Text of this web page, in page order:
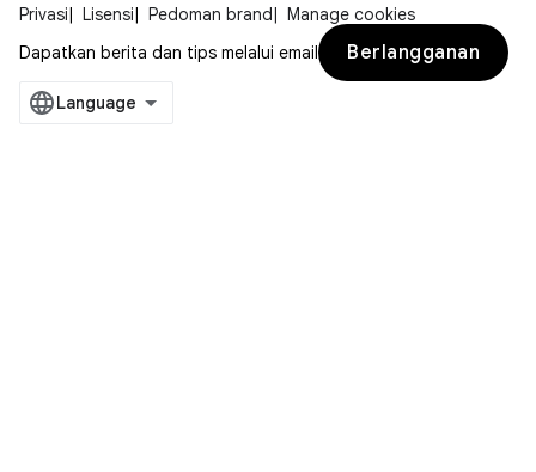
Privasi Lisensi Pedoman brand
Manage cookies
Dapatkan berita dan tips melalui email
Berlangganan